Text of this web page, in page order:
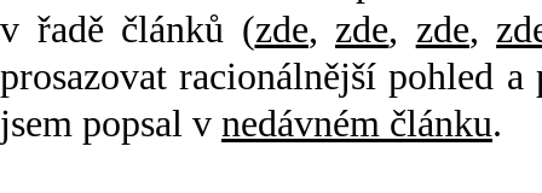
v řadě článků (zde,zde, zde,
prosazovat racionálnější pohled
jsem popsal v nedávném článku.